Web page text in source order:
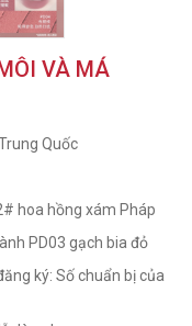
VÀ MÁ
Quốc
hoa hồng xám Pháp
PD03 gạch bia đỏ
ký: Số chuẩn bị của